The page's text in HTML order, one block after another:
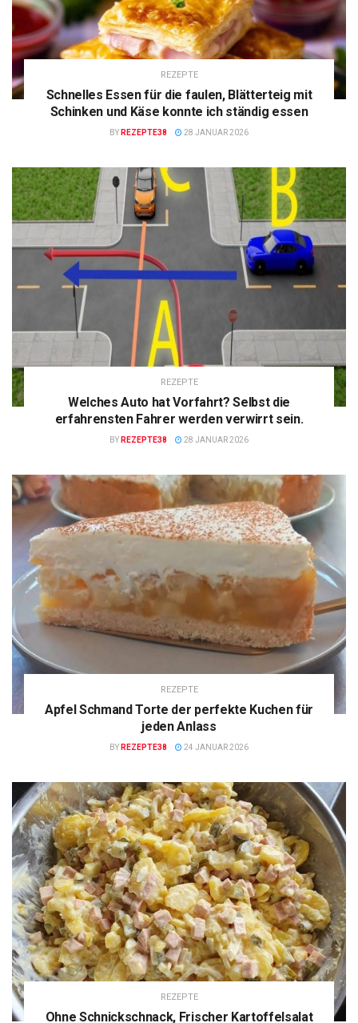
REZEPTE
Schnelles Essen für die faulen, Blätterteig mit
Schinken und Käse konnte ich ständig essen
BY REZEPTE38 28 JANUAR 2026
REZEPTE
Welches Auto hat Vorfahrt? Selbst die
erfahrensten Fahrer werden verwirrt sein.
BY REZEPTE38 28 JANUAR 2026
REZEPTE
Apfel Schmand Torte der perfekte Kuchen für
jeden Anlass
BY REZEPTE38 24 JANUAR 2026
REZEPTE
Ohne Schnickschnack, Frischer Kartoffelsalat